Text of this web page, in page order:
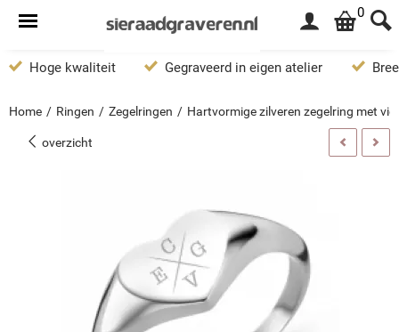
0
Hoge kwaliteit Gegraveerd in eigen atelier
Home / Ringen / Zegelringen / Hartvormige zilveren zegelring met
overzicht